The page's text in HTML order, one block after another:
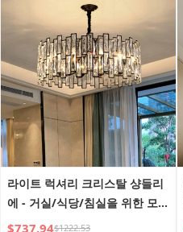
라이트 럭셔리 크리스탈 샹들리
에 - 거실/식당/침실을 위한 모던
심플 엘레강스 디자인
$737.94$1222.53